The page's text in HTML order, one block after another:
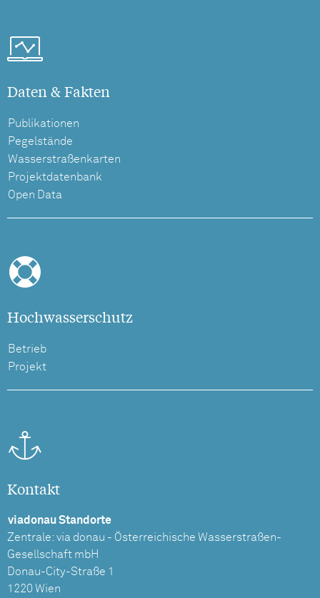
Daten & Fakten
Publikationen
Pegelstände
Wasserstraßenkarten
Projektdatenbank
Open Data
Hochwasserschutz
Betrieb
Projekt
Kontakt
viadonau Standorte
Zentrale: via donau - Österreichische Wasserstraßen-
Gesellschaft mbH
Donau-City-Straße 1
1220 Wien